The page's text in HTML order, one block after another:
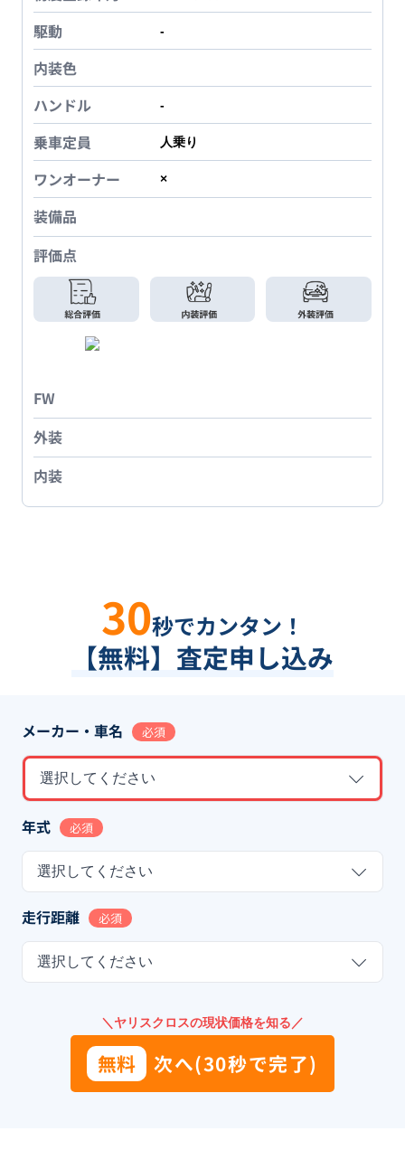
駆動 -
内装色
ハンドル
-
乗車定員 人乗り
ワンオーナー ×
装備品
評価点
FW
外装
内装
30秒でカンタン！
【無料】査定申し込み
メーカー・車名 必須
選択してください
年式 必須
選択してください
走行距離 必須
選択してください
＼ヤリスクロスの現状価格を知る／
無料 次へ(30秒で完了)